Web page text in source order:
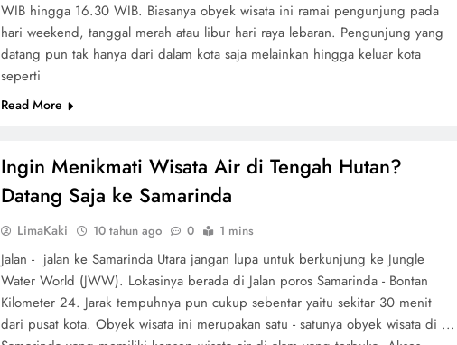
WIB hingga 16.30 WIB. Biasanya obyek wisata ini ramai pengunjung pada
hari weekend, tanggal merah atau libur hari raya lebaran. Pengunjung yang
datang pun tak hanya dari dalam kota saja melainkan hingga keluar kota
seperti
Read More
Ingin Menikmati Wisata Air di Tengah Hutan?
Datang Saja ke Samarinda
LimaKaki 10 tahun ago 0 1 mins
Jalan - jalan ke Samarinda Utara jangan lupa untuk berkunjung ke Jungle
Water World (JWW). Lokasinya berada di Jalan poros Samarinda - Bontan
Kilometer 24. Jarak tempuhnya pun cukup sebentar yaitu sekitar 30 menit
dari pusat kota. Obyek wisata ini merupakan satu - satunya obyek wisata di ...